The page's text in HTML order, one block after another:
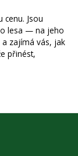
cenu. Jsou
lesa — na jeho
a zajímá vás, jak
přinést,